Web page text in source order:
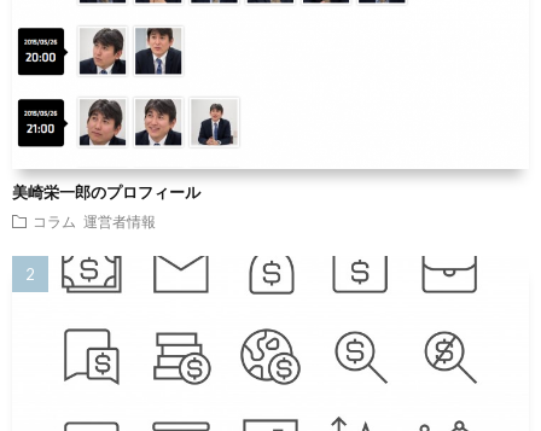
美崎栄一郎のプロフィール
コラム 運営者情報